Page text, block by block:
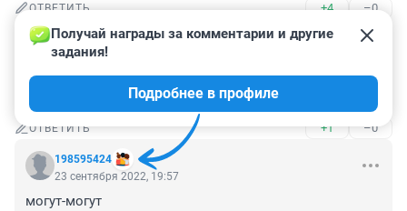
ОТВЕТИТЬ +4 –0
Гость
23 сентября 2022, 21:06
Тоже слышала кому то уже выдали повестку, хотя не
служил человек.к
ОТВЕТИТЬ +1 –0
198595424
Получай награды за комментарии и другие
задания!
Подробнее в профиле
23 сентября 2022, 19:57
могут-могут